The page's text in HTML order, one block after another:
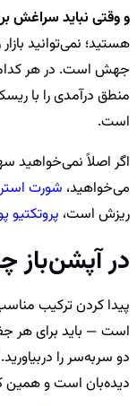
و وقتی نباید سراغش
هستید؛ نمی‌توانید
جهش است. در هر کدام
منطق درآمدی را با
است.
اگر اصلاً نمی‌خواهید
می‌خواهید، شورت
ریزش است، پروتکتیو
در آپشن‌باز
پیدا کردن ترکیب
است — باید برای هر
دو سربه‌سر را دربیاورید.
دیده‌بان است و همین